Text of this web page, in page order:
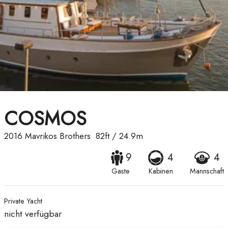
COSMOS
2016 Mavrikos Brothers 82ft/ 24.9m
9
Gaste
4
Kabinen
4
Mannschaft
Private Yacht
nicht verfügbar